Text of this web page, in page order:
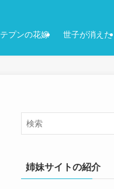
テプンの花嫁 世子が消えた
姉妹サイトの紹介